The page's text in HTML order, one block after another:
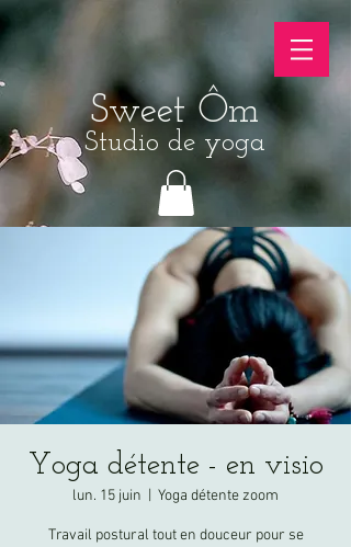
Sweet Ôm
Studio de yoga
Yoga détente - en visio
lun. 15 juin Yoga détente zoom
Travail postural tout en douceur pour se